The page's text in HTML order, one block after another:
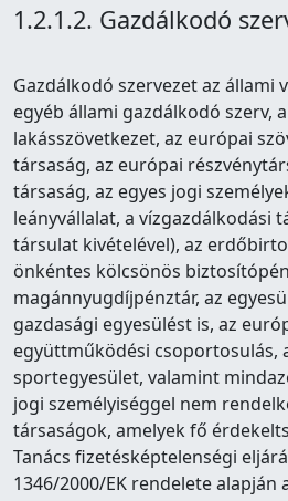
1.2.1.2. Gazdálkodó
Gazdálkodó szervezet az állami
egyéb állami gazdálkodó szerv,
lakásszövetkezet, az európai
társaság, az európai
társaság, az egyes jogi
leányvállalat, a vízgazdálkodási
társulat kivételével), az
önkéntes kölcsönös
magánnyugdíjpénztár, az
gazdasági egyesülést is, az
együttműködési csoportosulás,
sportegyesület, valamint
jogi személyiséggel nem
társaságok, amelyek fő
Tanács fizetésképtelenségi
1346/2000/EK rendelete alapján